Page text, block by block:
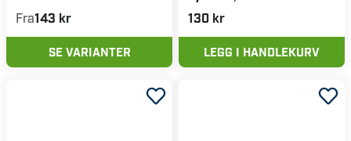
Fra143 kr
SE VARIANTER
130 kr
LEGG I HANDLEKURV